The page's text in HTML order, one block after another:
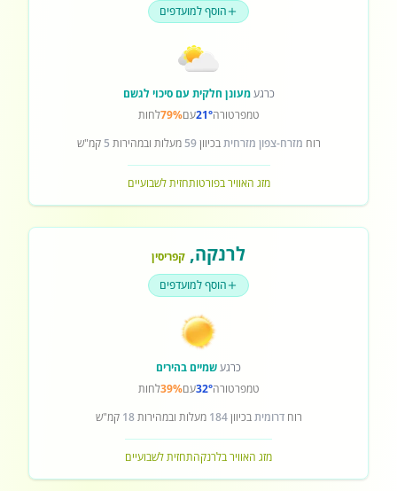
הוסף למועדפים
כרגעמעונן חלקית עם סיכוי לגשם
טמפרטורה21°עם79%לחות
רוח מזרח-צפון מזרחיתבכיוון59 מעלות ובמהירות 5 קמ"ש
מזג האוויר בפורטותחזית לשבועיים
לרנקה, קפריסין
הוסף למועדפים
כרגעשמיים בהירים
טמפרטורה32°עם39%לחות
רוחדרומיתבכיוון184 מעלות ובמהירות18 קמ"ש
מזג האוויר בלרנקהתחזית לשבועיים